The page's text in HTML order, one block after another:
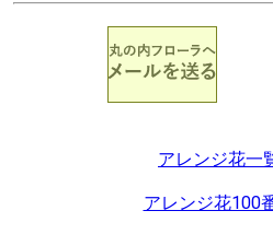
アレンジ花一
アレンジ花100